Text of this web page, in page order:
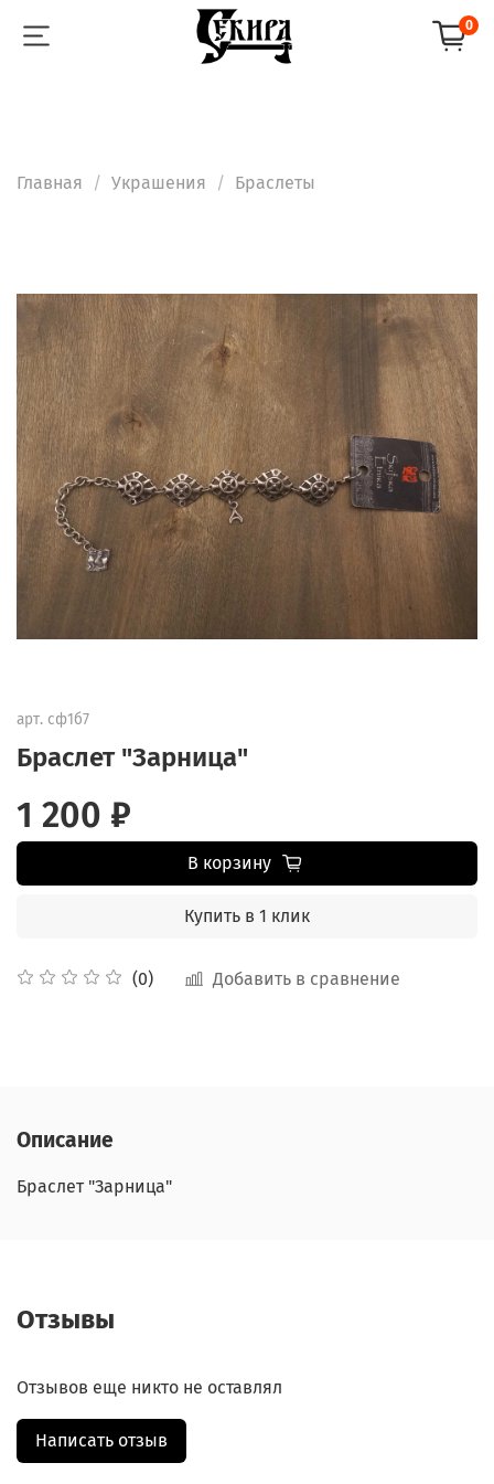
0
Главная Украшения Браслеты
арт. сф1б7
Браслет "Зарница"
(0) Добавить в сравнение
1 200 ₽
В корзину
Купить в 1 клик
Описание
Браслет "Зарница"
Отзывы
Отзывов еще никто не оставлял
Написать отзыв